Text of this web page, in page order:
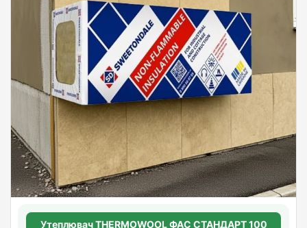
Утеплювач THERMOWOOL ФАС СТАНДАРТ 100